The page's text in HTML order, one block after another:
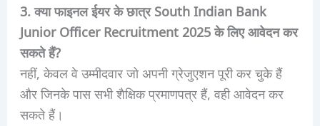
3. क्या फाइनल ईयर के छात्र South Indian Bank
Junior Officer Recruitment 2025 के लिए आवेदन कर
सकते हैं?
नहीं, केवल वे उम्मीदवार जो अपनी ग्रेजुएशन पूरी कर चुके हैं
और जिनके पास सभी शैक्षिक प्रमाणपत्र हैं, वही आवेदन कर
सकते हैं।